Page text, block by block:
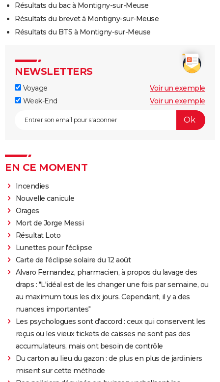
Résultats du bac à Montigny-sur-Meuse
Résultats du brevet à Montigny-sur-Meuse
Résultats du BTS à Montigny-sur-Meuse
NEWSLETTERS
Voyage
Voir un exemple
Week-End
Voir un exemple
EN CE MOMENT
Incendies
Nouvelle canicule
Orages
Mort de Jorge Messi
Résultat Loto
Lunettes pour l'éclipse
Carte de l'éclipse solaire du 12 août
Alvaro Fernandez, pharmacien, à propos du lavage des
draps : "L'idéal est de les changer une fois par semaine, ou
au maximum tous les dix jours. Cependant, il y a des
nuances importantes"
Les psychologues sont d'accord : ceux qui conservent les
reçus ou les vieux tickets de caisses ne sont pas des
accumulateurs, mais ont besoin de contrôle
Du carton au lieu du gazon : de plus en plus de jardiniers
misent sur cette méthode